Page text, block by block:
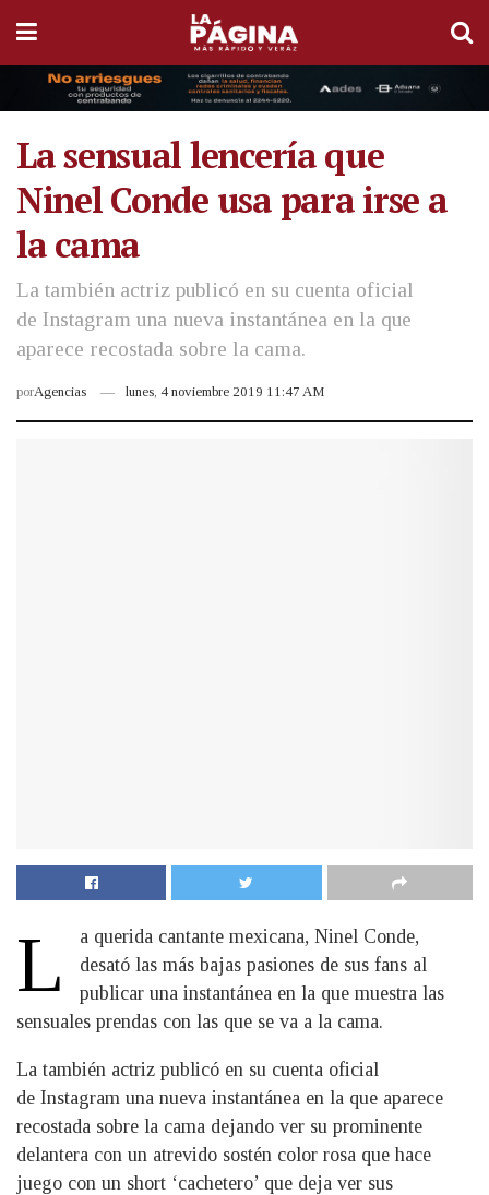
La sensual lencería que
Ninel Conde usa para irse a
la cama
La también actriz publicó en su cuenta oficial
de Instagram una nueva instantánea en la que
aparece recostada sobre la cama.
porAgencias lunes, 4 noviembre 2019 11:47 AM
L
a querida cantante mexicana, Ninel Conde,
desató las más bajas pasiones de sus fans al
publicar una instantánea en la que muestra las
sensuales prendas con las que se va a la cama.
La también actriz publicó en su cuenta oficial
de Instagram una nueva instantánea en la que aparece
recostada sobre la cama dejando ver su prominente
delantera con un atrevido sostén color rosa que hace
juego con un short ‘cachetero’ que deja ver sus